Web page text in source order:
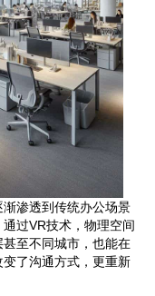
渗透到传统办公场景
过VR技术，物理空间
至不同城市，也能在
了沟通方式，更重新